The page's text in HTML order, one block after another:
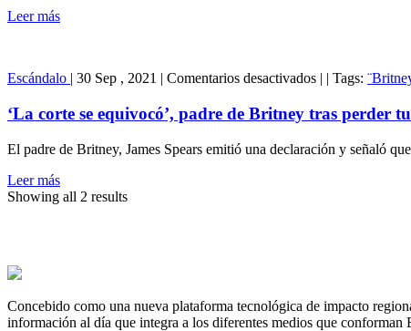
Leer más
Escándalo | 30 Sep , 2021 | Comentarios desactivadosen
corte
se
equivocó’,
padre
| | Tags:
‘La corte se equivocó’, padre de Britney tras perder
El padre de Britney, James Spears emitió una declaración y señaló
Leer más
Showing all 2 results
Concebido como una nueva plataforma tecnológica de impacto
información al día que integra a los diferentes medios que